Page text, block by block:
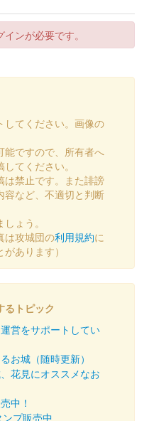
新春限定版（黄色）
旦限定版
春限定版（赤）
人を対象に先着100名に配
（梅）
ンが必要です。
してください。画像の
能ですので、所有者へ
てください。
は禁止です。また誹謗
容など、不適切と判断
ょう。
は攻城団の利用規約に
あります）
るトピック
営をサポートしてい
お城（随時更新）
花見にオススメなお
中！
プ販売中